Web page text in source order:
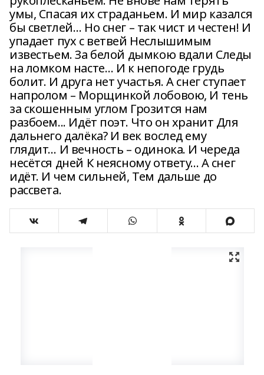
умы, Спасая их страданьем. И мир казался
бы светлей… Но снег – так чист и честен! И
упадает пух с ветвей Неслышимым
известьем. За белой дымкою вдали Следы
на ломком насте… И к непогоде грудь
болит. И друга нет участья. А снег ступает
напролом – Морщинкой лобовою, И тень
за скошенным углом Грозится нам
разбоем... Идёт поэт. Что он хранит Для
дальнего далёка? И век вослед ему
глядит… И вечность – одинока. И череда
несётся дней К неясному ответу... А снег
идёт. И чем сильней, Тем дальше до
рассвета.